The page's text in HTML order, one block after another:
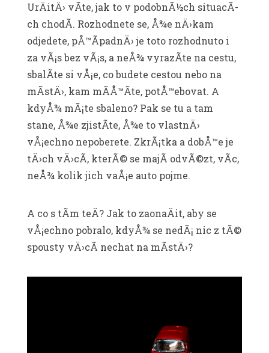
UrÄitÄ› vÃ­te, jak to v podobnÃ½ch situacÃ­
ch chodÃ­. Rozhodnete se, Å¾e nÄ›kam
odjedete, pÅ™Ã­padnÄ› je toto rozhodnuto i
za vÃ¡s bez vÃ¡s, a neÅ¾ vyrazÃ­te na cestu,
sbalÃ­te si vÅ¡e, co budete cestou nebo na
mÃ­stÄ›, kam mÃ­Å™Ã­te, potÅ™ebovat. A
kdyÅ¾ mÃ¡te sbaleno? Pak se tu a tam
stane, Å¾e zjistÃ­te, Å¾e to vlastnÄ›
vÅ¡echno nepoberete. ZkrÃ¡tka a dobÅ™e je
tÄ›ch vÄ›cÃ­, kterÃ© se majÃ­ odvÃ©zt, vÃ­c,
neÅ¾ kolik jich vaÅ¡e auto pojme.
A co s tÃ­m teÄ? Jak to zaonaÄit, aby se
vÅ¡echno pobralo, kdyÅ¾ se nedÃ¡ nic z tÃ©
spousty vÄ›cÃ­ nechat na mÃ­stÄ›?